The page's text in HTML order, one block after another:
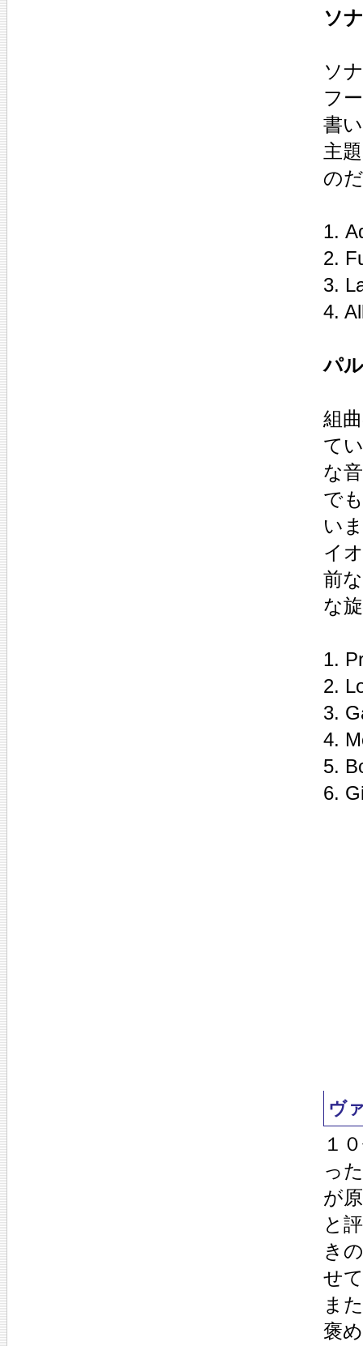
ソ
ソ
フ
書
主
の
1.
2.
3.
4.
パ
組
て
な
で
い
イ
前
な
1.
2.
3.
4.
5.
6.
ヴ
１
っ
が
と
き
せ
ま
褒